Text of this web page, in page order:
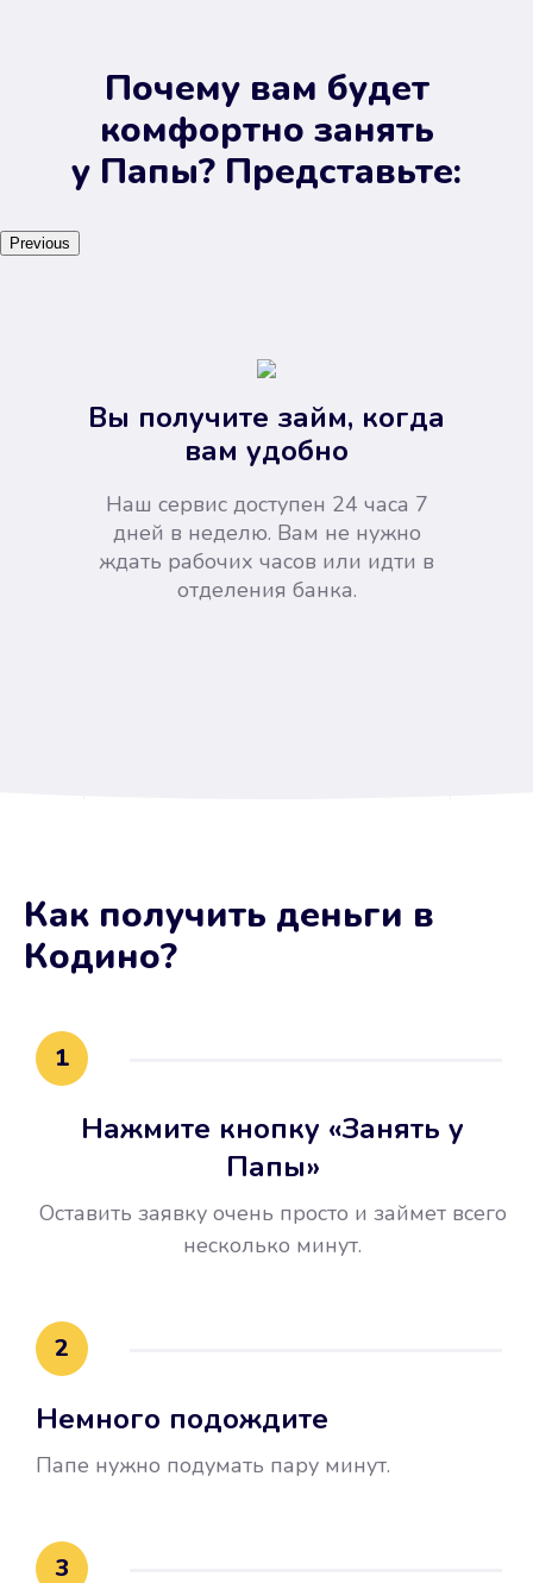
Почему вам будет
комфортно занять
у Папы? Представьте:
Previous
Вы получите займ, когда
вам удобно
Наш сервис доступен 24 часа 7
дней в неделю. Вам не нужно
ждать рабочих часов или идти в
отделения банка.
Не потребовались справки, залоги
и поручители. Папа вам доверяет.
воспользовались бесплатной
это открыло новые возможности в
Как получить деньги в
Кодино?
1
Нажмите кнопку «Занять у
Папы»
Оставить заявку очень просто и займет всего
несколько минут.
2
Немного подождите
Папе нужно подумать пару минут.
3